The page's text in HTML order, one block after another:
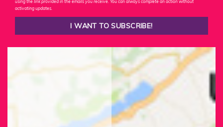
using the link provided in the emails you receive. You can always complete an action without
activating updates.